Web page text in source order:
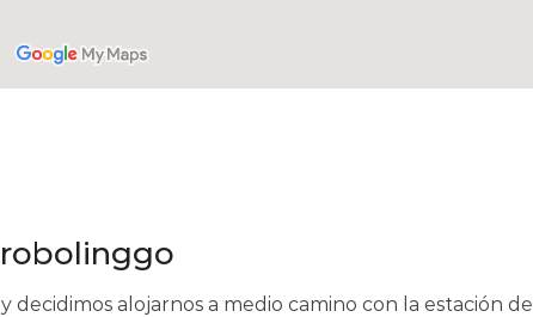
decidimos alojarnos a medio camino con la estación de